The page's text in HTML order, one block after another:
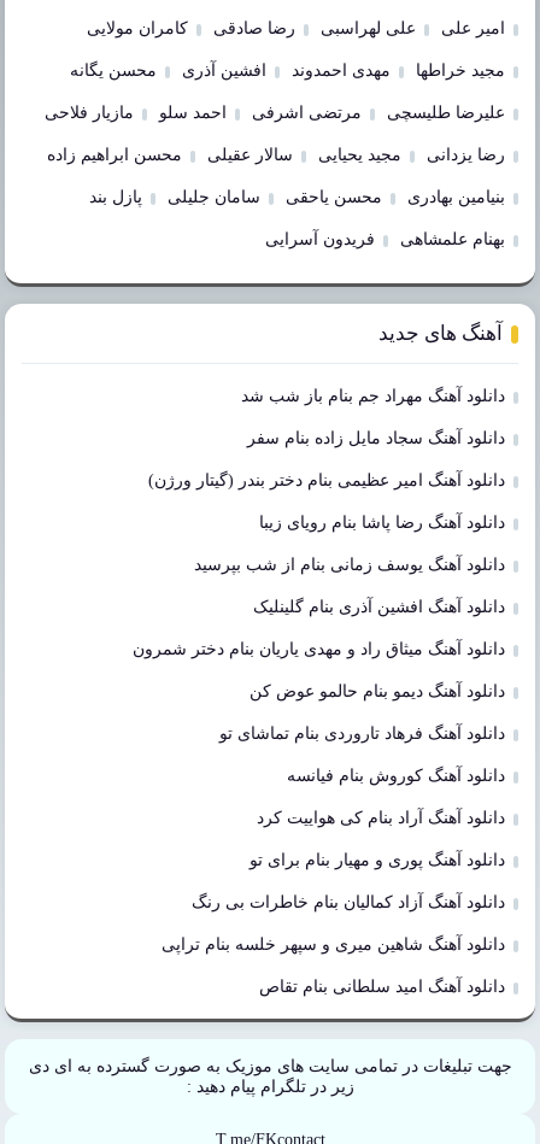
امیر علی علی لهراسبی رضا صادقی کامران مولایی
مجید خراطها مهدی احمدوند افشین آذری محسن یگانه
علیرضا طلیسچی مرتضی اشرفی احمد سلو مازیار فلاحی
رضا یزدانی مجید یحیایی سالار عقیلی محسن ابراهیم زاده
بنیامین بهادری محسن یاحقی سامان جلیلی پازل بند
بهنام علمشاهی فریدون آسرایی
آهنگ های جدید
دانلود آهنگ مهراد جم بنام باز شب شد
دانلود آهنگ سجاد مایل زاده بنام سفر
دانلود آهنگ امیر عظیمی بنام دختر بندر (گیتار ورژن)
دانلود آهنگ رضا پاشا بنام رویای زیبا
دانلود آهنگ یوسف زمانی بنام از شب بپرسید
دانلود آهنگ افشین آذری بنام گلینلیک
دانلود آهنگ میثاق راد و مهدی یاریان بنام دختر شمرون
دانلود آهنگ دیمو بنام حالمو عوض کن
دانلود آهنگ فرهاد تاروردی بنام تماشای تو
دانلود آهنگ کوروش بنام فیانسه
دانلود آهنگ آراد بنام کی هواییت کرد
دانلود آهنگ پوری و مهیار بنام برای تو
دانلود آهنگ آزاد کمالیان بنام خاطرات بی رنگ
دانلود آهنگ شاهین میری و سپهر خلسه بنام تراپی
دانلود آهنگ امید سلطانی بنام تقاص
جهت تبلیغات در تمامی سایت های موزیک به صورت گسترده به ای دی
زیر در تلگرام پیام دهید :
T.me/FKcontact